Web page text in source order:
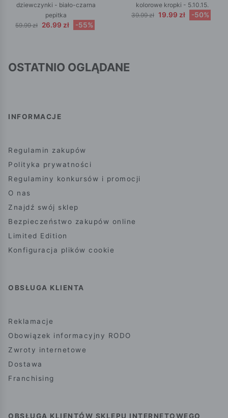
dziewczynki - biało-czarna
pepitka
59.99 zł 26.99 zł -55%
kolorowe kropki - 5.10.15.
39.99 zł 19.99 zł -50%
OSTATNIO OGLĄDANE
INFORMACJE
Regulamin zakupów
Polityka prywatności
Regulaminy konkursów i promocji
O nas
Znajdź swój sklep
Bezpieczeństwo zakupów online
Limited Edition
Konfiguracja plików cookie
OBSŁUGA KLIENTA
Reklamacje
Obowiązek informacyjny RODO
Zwroty internetowe
Dostawa
Franchising
OBSŁUGA KLIENTÓW SKLEPU INTERNETOWEGO